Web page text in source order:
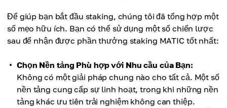
Để giúp bạn bắt đầu staking, chúng tôi đã tổng hợp một
số mẹo hữu ích. Bạn có thể sử dụng một số chiến lược
sau để nhận được phần thưởng staking MATIC tốt nhất:
Chọn Nền tảng Phù hợp với Nhu cầu của Bạn:
Không có một giải pháp chung nào cho tất cả. Một số
nền tảng cung cấp sự linh hoạt, trong khi những nền
tảng khác ưu tiên trải nghiệm không can thiệp.